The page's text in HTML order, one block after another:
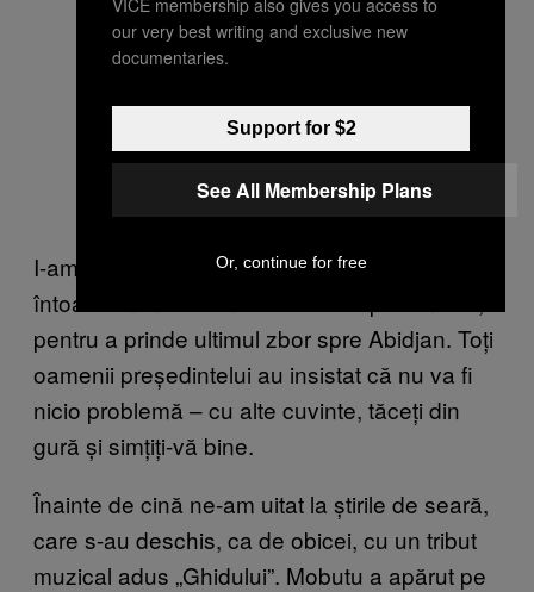
I-am explicat că era foarte important să ne
întoarcem în Gabon a doua zi după-amiază,
pentru a prinde ultimul zbor spre Abidjan. Toți
oamenii președintelui au insistat că nu va fi
nicio problemă – cu alte cuvinte, tăceți din
gură și simțiți-vă bine.
Înainte de cină ne-am uitat la știrile de seară,
care s-au deschis, ca de obicei, cu un tribut
muzical adus „Ghidului”. Mobutu a apărut pe
our very best writing and exclusive new
documentaries.
Support for $2
See All Membership Plans
Or, continue for free